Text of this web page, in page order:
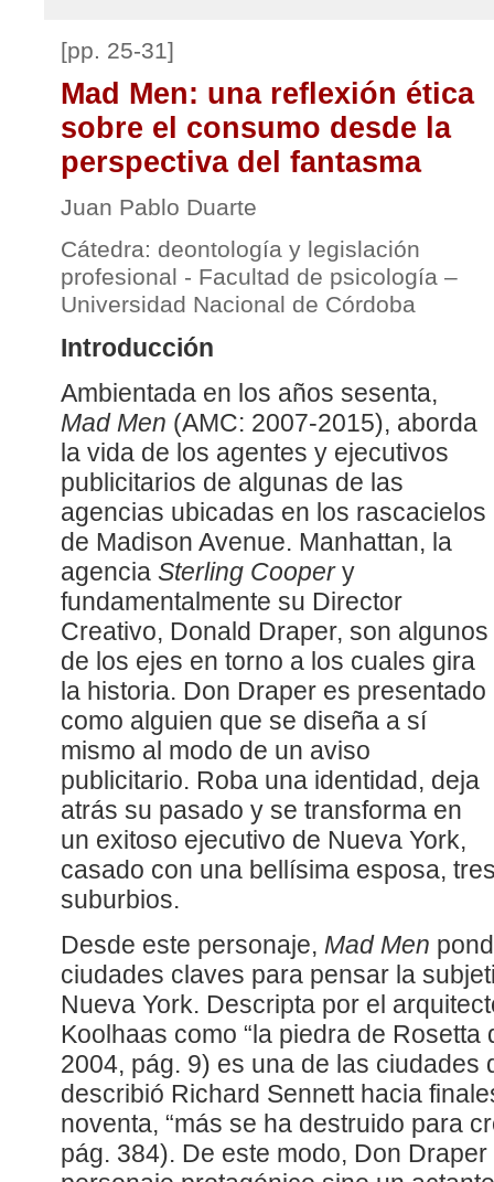
[pp. 25-31]
Mad Men: una reflexión ética
sobre el consumo desde la
perspectiva del fantasma
Juan Pablo Duarte
Cátedra: deontología y legislación
profesional - Facultad de psicología –
Universidad Nacional de Córdoba
Introducción
Ambientada en los años sesenta,
Mad Men (AMC: 2007-2015), aborda
la vida de los agentes y ejecutivos
publicitarios de algunas de las
agencias ubicadas en los rascacielos
de Madison Avenue. Manhattan, la
agencia Sterling Coopery
fundamentalmente su Director
Creativo, Donald Draper, son algunos
de los ejes en torno a los cuales gira
la historia. Don Draper es presentado
como alguien que se diseña a sí
mismo al modo de un aviso
publicitario. Roba una identidad, deja
atrás su pasado y se transforma en
un exitoso ejecutivo de Nueva York,
casado con una bellísima esposa,
suburbios.
Desde este personaje, Mad Men
ciudades claves para pensar la
Nueva York. Descripta por el
Koolhaas como “la piedra de Rosetta
2004, pág. 9) es una de las ciudades
describió Richard Sennett hacia
noventa, “más se ha destruido para
pág. 384). De este modo, Don